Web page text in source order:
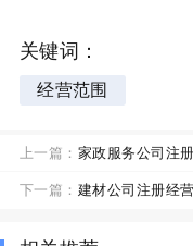
关键词：
经营范围
上一篇： 家政服务公司注
下一篇： 建材公司注册经